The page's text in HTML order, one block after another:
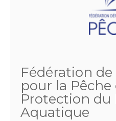
Fédération de
pour la Pêche
Protection du
Aquatique